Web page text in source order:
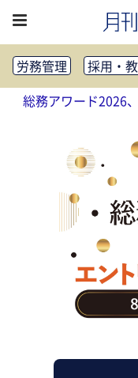
労務管理 採用・
健康経営
働き方
法務・コンプライア
リスクマネジメント
社外・社内広報
社外・社内コミュニ
FM・オフィス移転
テクノロジー活用・
助成金・補助金・コ
アウトソーシング・
総務アワード2026